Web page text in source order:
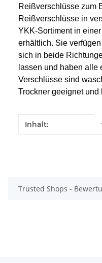
Reißverschlüsse zum
Reißverschlüsse in
YKK-Sortiment in
erhältlich. Sie
sich in beide
lassen und haben alle
Verschlüsse sind
Trockner geeignet und
Produkteigenschaft
Wert
Inhalt:
Trusted Shops -